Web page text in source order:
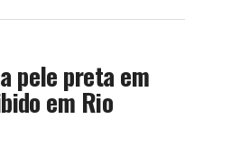
pele preta em
em Rio